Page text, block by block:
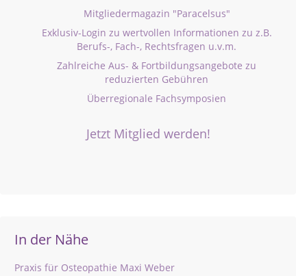
Mitgliedermagazin "Paracelsus"
Exklusiv-Login zu wertvollen Informationen zu z.B.
Berufs-, Fach-, Rechtsfragen u.v.m.
Zahlreiche Aus- & Fortbildungsangebote zu
reduzierten Gebühren
Überregionale Fachsymposien
Jetzt Mitglied werden!
In der Nähe
Praxis für Osteopathie Maxi Weber